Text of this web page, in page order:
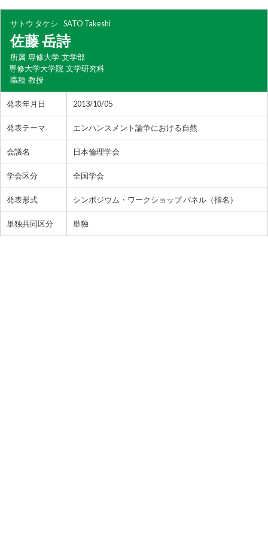
サトウ タケシ SATO Takeshi
佐藤 岳詩
所属 専修大学 文学部
専修大学大学院 文学研究科
職種 教授
発表年月日 2013/10/05
発表テーマ エンハンスメント論争における自然
会議名 日本倫理学会
学会区分 全国学会
発表形式 シンポジウム・ワークショップ パネル（指名）
単独共同区分 単独